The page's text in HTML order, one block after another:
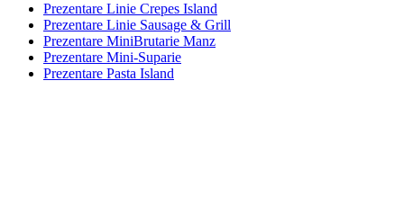
Prezentare Linie Crepes Island
Prezentare Linie Sausage & Grill
Prezentare MiniBrutarie Manz
Prezentare Mini-Suparie
Prezentare Pasta Island